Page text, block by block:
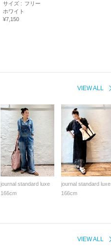
サイズ : フリー
ホワイト
¥7,150
VIEW ALL
journal standard luxe
166cm
journal standard luxe
166cm
VIEW ALL